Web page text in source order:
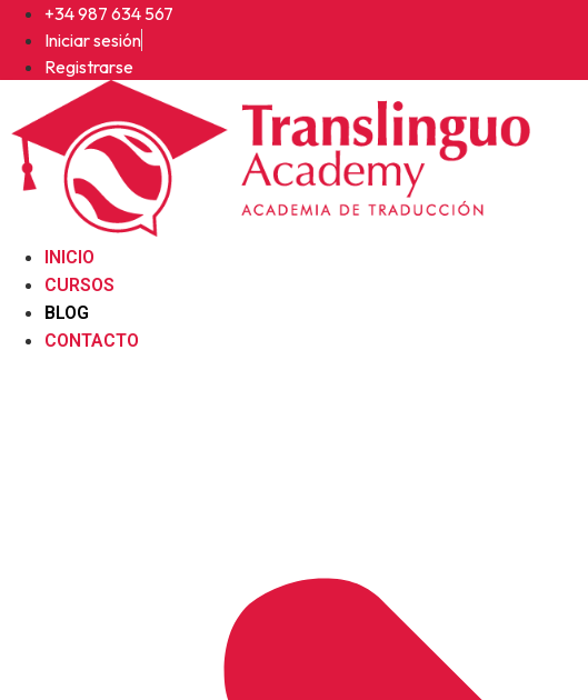
contenido
+34 987 634 567
Iniciar sesión
Registrarse
INICIO
CURSOS
BLOG
CONTACTO